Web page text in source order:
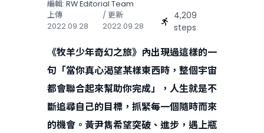
編輯: RW Editorial Team
上傳
2022.09.28
/ 更新
2022.09.28
4,209
steps
《牧羊少年奇幻之旅》內出現過這樣的一
句「當你真心渴望某樣東西時，整個宇宙
都會聯合起來幫助你完成」，人生就是不
斷追尋自己的目標，抓緊每一個隨時而來
的機會。黃尹雋希望突破、進步，遇上瓶